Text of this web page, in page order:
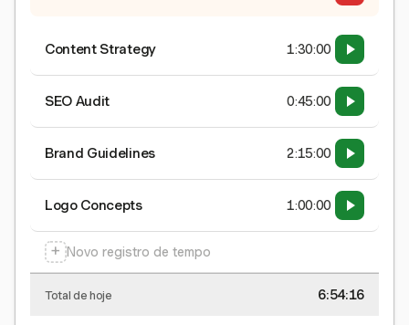
Content Strategy 1:30:00
SEO Audit 0:45:00
Brand Guidelines 2:15:00
Logo Concepts 1:00:00
+ Novo registro de tempo
Total de hoje 6:54:17